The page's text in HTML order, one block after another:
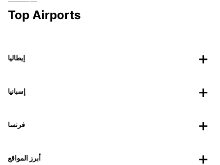
Top Airports
إيطاليا
إسبانيا
فرنسا
أبرز المواقع